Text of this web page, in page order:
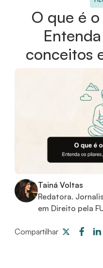
O que é
conceitos
Tainá Voltas
Redatora.
em Direito pela
Compartilhar